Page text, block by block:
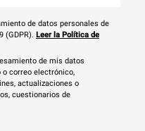
de datos personales de
(GDPR). Leer la Política de
de mis datos
o correo electrónico,
actualizaciones o
cuestionarios de